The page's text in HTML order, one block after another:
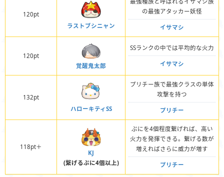
120pt
ラストブシニャン
の最強アタッカー妖怪
イサマシ
120pt
覚醒鬼太郎
SSランクの中では平均的な火力
イサマシ
132pt
ハローキティSS
プリチー族で最強クラスの単体
攻撃を持つ
プリチー
118pt＋
KJ
(繋げるぷに4個以上)
ぷにを4個程度繋げれば、高い
火力を発揮できる。繋げる数が
増えればさらに威力が増す
プリチー